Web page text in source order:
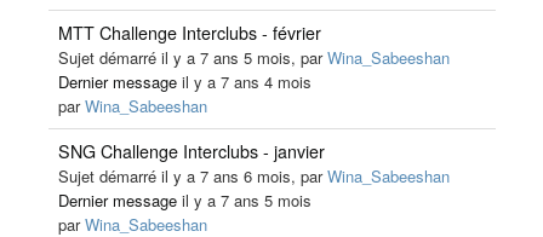
MTT Challenge Interclubs - février
Sujet démarré il y a 7 ans 5 mois, parWina_Sabeeshan
Dernier messageil y a 7 ans 4 mois
parWina_Sabeeshan
SNG Challenge Interclubs - janvier
Sujet démarré il y a 7 ans 6 mois, parWina_Sabeeshan
Dernier messageil y a 7 ans 5 mois
parWina_Sabeeshan